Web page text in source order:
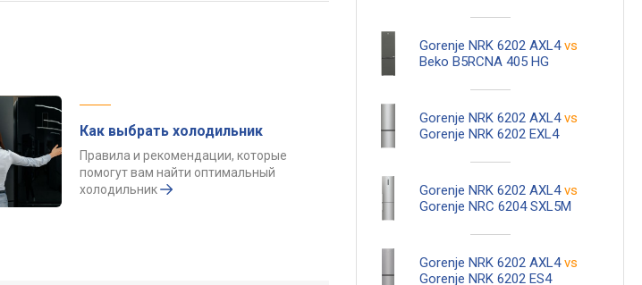
Как выбрать холодильник
Правила и рекомендации, которые
помогут вам найти оптимальный
холодильник
Gorenje NRK 6202 AXL4 vs
Beko B5RCNA 405 HG
Gorenje NRK 6202 AXL4 vs
Gorenje NRK 6202 EXL4
Gorenje NRK 6202 AXL4 vs
Gorenje NRC 6204 SXL5M
Gorenje NRK 6202 AXL4 vs
Gorenje NRK 6202 ES4